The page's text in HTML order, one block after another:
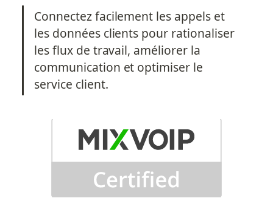
Connectez facilement les appels et
les données clients pour rationaliser
les flux de travail, améliorer la
communication et optimiser le
service client.